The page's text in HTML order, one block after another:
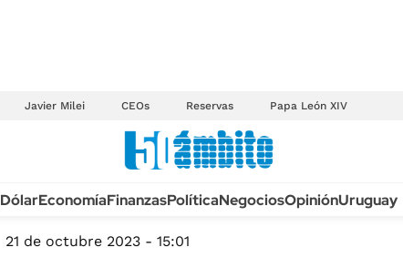
Javier Milei CEOs Reservas Papa León XIV
TECNOLOGÍA
MÉXICO
DólarEconomíaFinanzasPolíticaNegociosOpiniónUruguay
21 de octubre 2023 - 15:01